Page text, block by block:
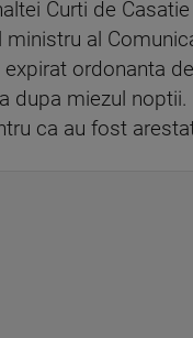
Curti de
ministru al
ordonanta
dupa miezul
ca au fost